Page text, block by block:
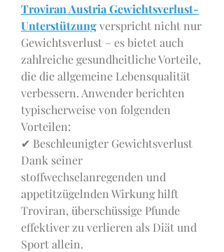
Troviran Austria Gewichtsverlust-
Unterstützung verspricht nicht nur
Gewichtsverlust – es bietet auch
zahlreiche gesundheitliche Vorteile,
die die allgemeine Lebensqualität
verbessern. Anwender berichten
typischerweise von folgenden
Vorteilen:
✔ Beschleunigter Gewichtsverlust
Dank seiner
stoffwechselanregenden und
appetitzügelnden Wirkung hilft
Troviran, überschüssige Pfunde
effektiver zu verlieren als Diät und
Sport allein.